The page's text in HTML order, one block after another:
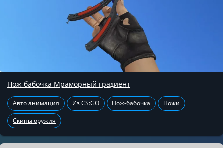
Нож-бабочка Мраморный градиент
Авто анимация Из CS:GO Нож-бабочка Ножи
Скины оружия